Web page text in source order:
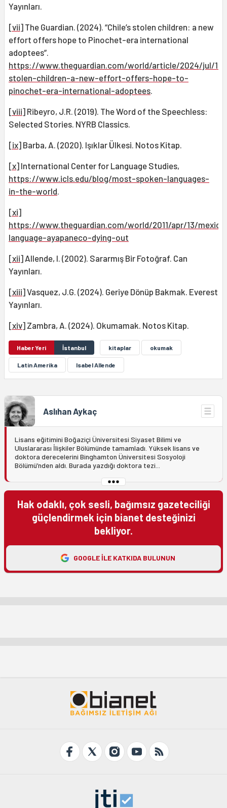
Yayınları.
[vii] The Guardian. (2024). “Chile’s stolen children: a new
effort offers hope to Pinochet-era international
adoptees”.
https://www.theguardian.com/world/article/2024/jul/
stolen-children-a-new-effort-offers-hope-to-
pinochet-era-international-adoptees
[viii] Ribeyro, J.R. (2019). The Word of the Speechless:
Selected Stories. NYRB Classics.
[ix] Barba, A. (2020). Işıklar Ülkesi. Notos Kitap.
[x] International Center for Language Studies,
https://www.icls.edu/blog/most-spoken-languages-
in-the-world
[xi]
https://www.theguardian.com/world/2011/apr/13/
language-ayapaneco-dying-out
[xii] Allende, I. (2002). Sararmış Bir Fotoğraf. Can
Yayınları.
[xiii]Vasquez, J.G. (2024). Geriye Dönüp Bakmak. Everest
Yayınları.
[xiv] Zambra, A. (2024). Okumamak. Notos Kitap.
Haber Yeri İstanbul kitaplar okumak
Latin Amerika Isabel Allende
Aslıhan Aykaç
Lisans eğitimini Boğaziçi Üniversitesi Siyaset Bilimi ve
Uluslararası İlişkiler Bölümünde tamamladı. Yüksek lisans ve
doktora derecelerini Binghamton Üniversitesi Sosyoloji
Bölümü’nden aldı. Burada yazdığı doktora tezi...
Hak odaklı, çok sesli, bağımsız gazeteciliği
güçlendirmek için bianet desteğinizi
bekliyor.
GOOGLE ILE KATKIDA BULUNUN